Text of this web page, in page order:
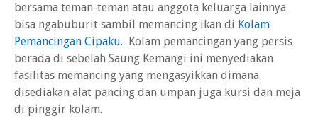
bersama teman-teman atau anggota keluarga lainnya
bisa ngabuburit sambil memancing ikan di Kolam
Pemancingan Cipaku. Kolam pemancingan yang persis
berada di sebelah Saung Kemangi ini menyediakan
fasilitas memancing yang mengasyikkan dimana
disediakan alat pancing dan umpan juga kursi dan meja
di pinggir kolam.